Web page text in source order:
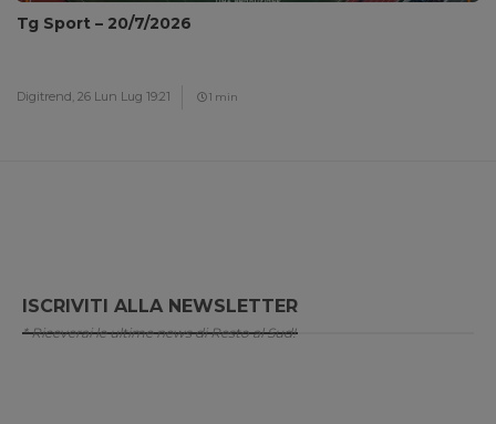
Tg Sport – 20/7/2026
Digitrend, 26 Lun Lug 19:21 1 min
ISCRIVITI ALLA NEWSLETTER
* Riceverai le ultime news di Resto al Sud!